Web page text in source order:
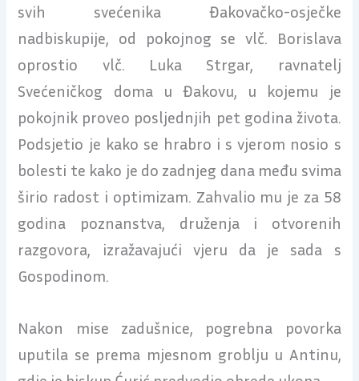
svih svećenika Đakovačko-osječke
nadbiskupije, od pokojnog se vlč. Borislava
oprostio vlč. Luka Strgar, ravnatelj
Svećeničkog doma u Đakovu, u kojemu je
pokojnik proveo posljednjih pet godina života.
Podsjetio je kako se hrabro i s vjerom nosio s
bolesti te kako je do zadnjeg dana među svima
širio radost i optimizam. Zahvalio mu je za 58
godina poznanstva, druženja i otvorenih
razgovora, izražavajući vjeru da je sada s
Gospodinom.
Nakon mise zadušnice, pogrebna povorka
uputila se prema mjesnom groblju u Antinu,